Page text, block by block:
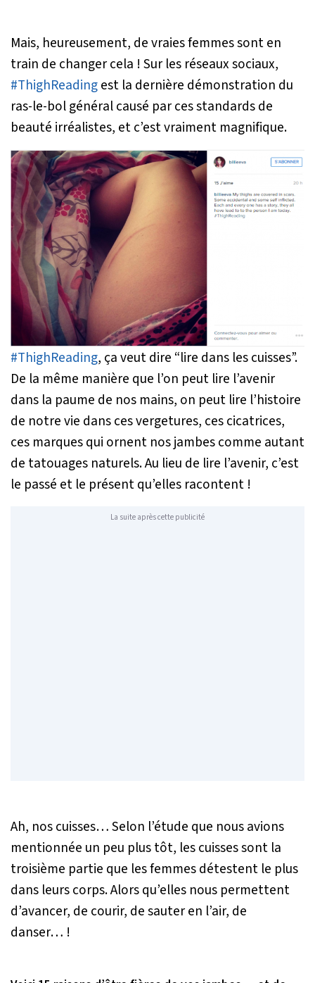
Mais, heureusement, de vraies femmes sont en
train de changer cela ! Sur les réseaux sociaux,
#ThighReadingest la dernière démonstration du
ras-le-bol général causé par ces standards de
beauté irréalistes, et c’est vraiment magnifique.
#ThighReading, ça veut dire “lire dans les cuisses”.
De la même manière que l’on peut lire l’avenir
dans la paume de nos mains, on peut lire l’histoire
de notre vie dans ces vergetures, ces cicatrices,
ces marques qui ornent nos jambes comme autant
de tatouages naturels. Au lieu de lire l’avenir, c’est
le passé et le présent qu’elles racontent !
La suite après cette publicité
Ah, nos cuisses… Selon l’étude que nous avions
mentionnée un peu plus tôt, les cuisses sont la
troisième partie que les femmes détestent le plus
dans leurs corps. Alors qu’elles nous permettent
d’avancer, de courir, de sauter en l’air, de
danser… !